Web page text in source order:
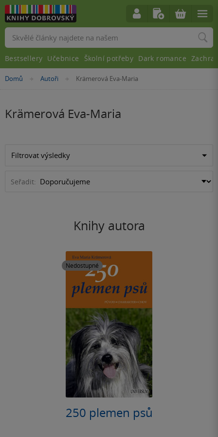
Nacházíte
Domů »Autoři »
Krämerová Eva-Maria
Krämerová Eva-Maria
Filtrovat výsledky
Seřadit:
Knihy autora
Nedostupné
250 plemen psů
Vyhledávání
Bestsellery Učebnice Školní potřeby Dark romance